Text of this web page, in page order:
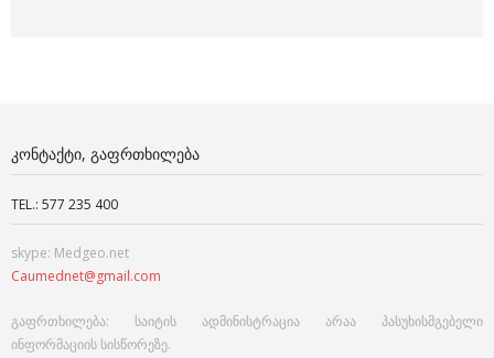
ᲙᲝᲜᲢᲐᲥᲢᲘ, ᲒᲐᲤᲠᲗᲮᲘᲚᲔᲑᲐ
TEL.: 577 235 400
skype: Medgeo.net
Caumednet@gmail.com
გაფრთხილება: საიტის ადმინისტრაცია არაა პასუხისმგებელი
ინფორმაციის სისწორეზე.